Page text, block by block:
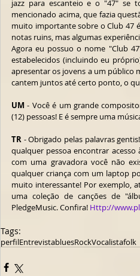
jazz para escanteio e o "47" se
mencionado acima, que fazia
muito importante sobre o Club 47
notas ruins, mas algumas
Agora eu possuo o nome "Club
estabelecidos (incluindo eu
apresentar os jovens a um público
cantem juntos até certo ponto, o
UM - Você é um grande
(12) pessoas! E é sempre uma
TR - Obrigado pelas palavras
qualquer pessoa encontrar
com uma gravadora você não
qualquer criança com um laptop
muito interessante! Por exemplo,
uma coleção de canções de
PledgeMusic. Confira! Http://
Tags:
perfilEntrevistabluesRockVocalistafolk